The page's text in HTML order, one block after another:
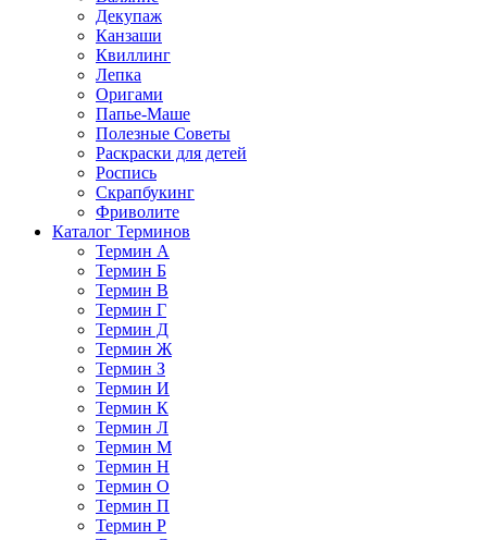
Декупаж
Канзаши
Квиллинг
Лепка
Оригами
Папье-Маше
Полезные Советы
Раскраски для детей
Роспись
Скрапбукинг
Фриволите
Каталог Терминов
Термин А
Термин Б
Термин В
Термин Г
Термин Д
Термин Ж
Термин З
Термин И
Термин К
Термин Л
Термин М
Термин Н
Термин О
Термин П
Термин Р